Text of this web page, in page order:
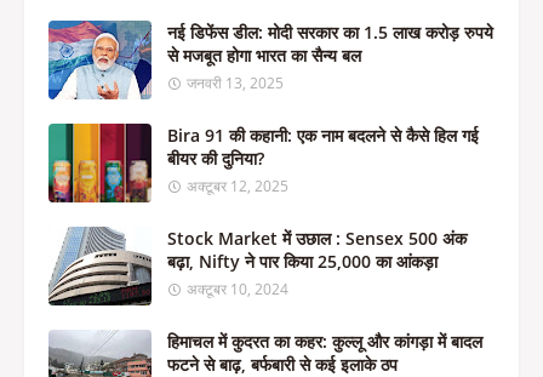
नई डिफेंस डील: मोदी सरकार का 1.5 लाख करोड़ रुपये
से मजबूत होगा भारत का सैन्य बल
जनवरी 13, 2025
Bira 91 की कहानी: एक नाम बदलने से कैसे हिल गई
बीयर की दुनिया?
अक्टूबर 12, 2025
Stock Market में उछाल : Sensex 500 अंक
बढ़ा, Nifty ने पार किया 25,000 का आंकड़ा
अक्टूबर 10, 2024
हिमाचल में कुदरत का कहर: कुल्लू और कांगड़ा में बादल
फटने से बाढ़, बर्फबारी से कई इलाके ठप